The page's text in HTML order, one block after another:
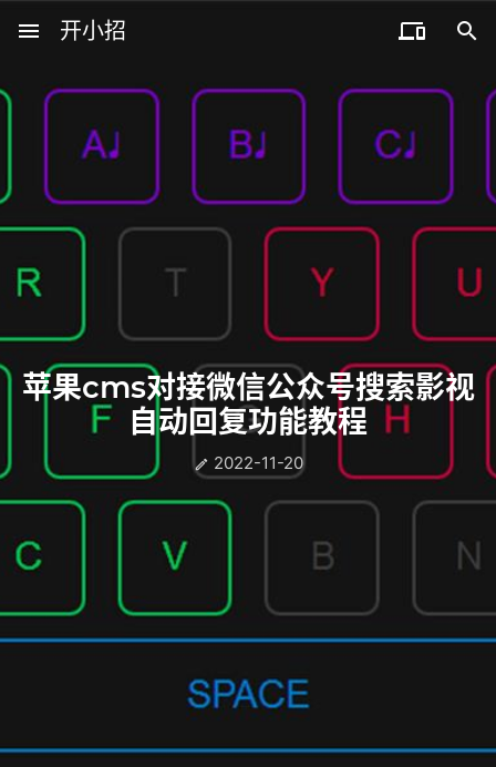
menu 开小招  
苹果cms对接微信公众号搜索影视
自动回复功能教程
 2022-11-20
近期文章
08月07日，农历六月廿五，星期五!
08月06日，农历六月廿四，星期四!
08月04日，农历六月廿二，星期二!